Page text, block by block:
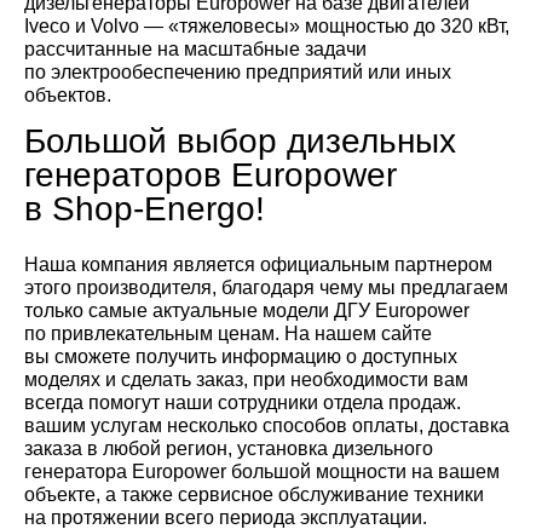
Iveco и Volvo — «тяжеловесы» мощностью до 320 кВт,
рассчитанные на масштабные задачи
по электрообеспечению предприятий или иных
объектов.
Большой выбор дизельных
генераторов Europower
в Shop-Energo!
Наша компания является официальным партнером
этого производителя, благодаря чему мы предлагаем
только самые актуальные модели ДГУ Europower
по привлекательным ценам. На нашем сайте
вы сможете получить информацию о доступных
моделях и сделать заказ, при необходимости вам
всегда помогут наши сотрудники отдела продаж.
вашим услугам несколько способов оплаты, доставка
заказа в любой регион, установка дизельного
генератора Europower большой мощности на вашем
объекте, а также сервисное обслуживание техники
на протяжении всего периода эксплуатации.